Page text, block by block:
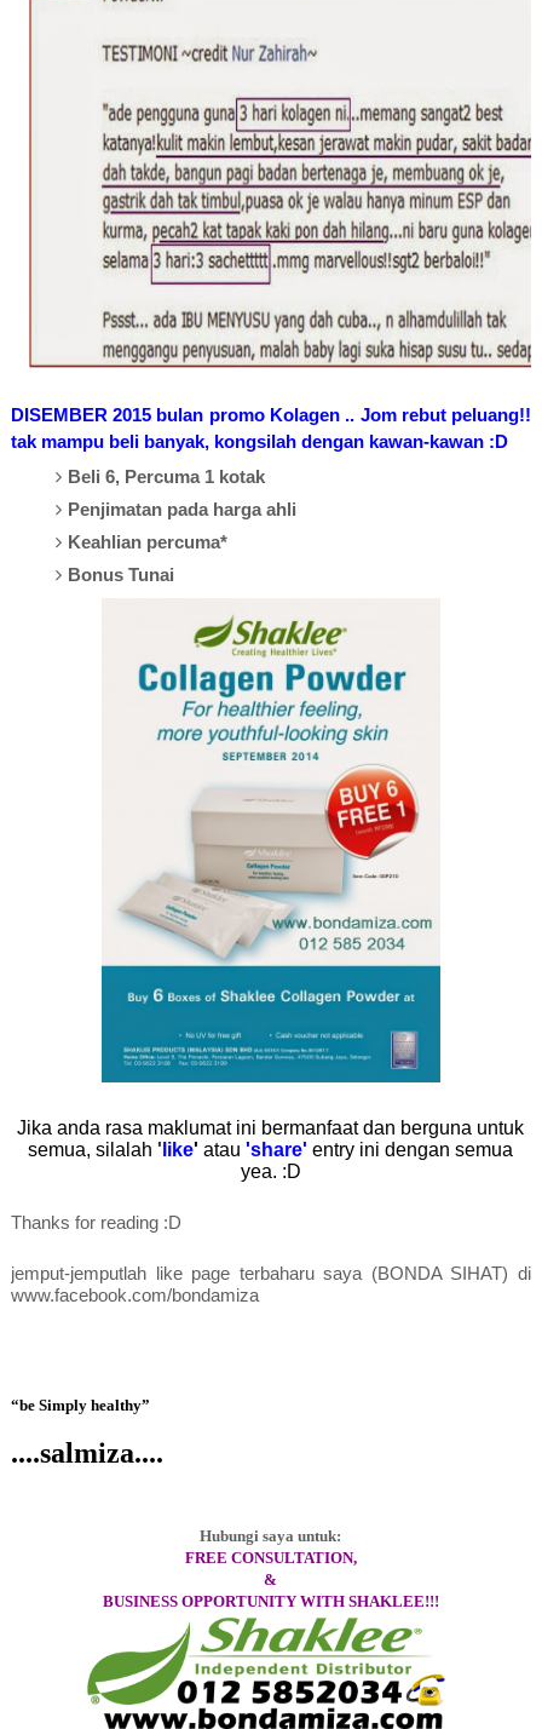
DISEMBER 2015 bulan promo Kolagen .. Jom rebut peluang!!
tak mampu beli banyak, kongsilah dengan kawan-kawan :D
Beli 6, Percuma 1 kotak
Penjimatan pada harga ahli
Keahlian percuma*
Bonus Tunai
Jika anda rasa maklumat ini bermanfaat dan berguna untuk
semua, silalah ' like' atau'share' entry ini dengan semua
yea. :D
Thanks for reading :D
jemput-jemputlah like page terbaharu saya (BONDA SIHAT) di
www.facebook.com/bondamiza
“be Simply healthy”
....salmiza....
Hubungi saya untuk:
FREE CONSULTATION,
&
BUSINESS OPPORTUNITY WITH SHAKLEE!!!